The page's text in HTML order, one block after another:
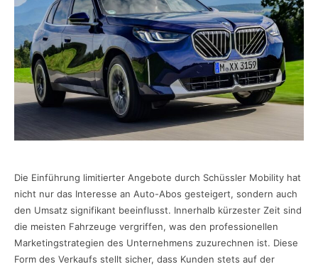
Die Einführung limitierter Angebote durch Schüssler Mobility hat
nicht nur das Interesse an Auto-Abos gesteigert, sondern auch
den Umsatz signifikant beeinflusst. Innerhalb kürzester Zeit sind
die meisten Fahrzeuge vergriffen, was den professionellen
Marketingstrategien des Unternehmens zuzurechnen ist. Diese
Form des Verkaufs stellt sicher, dass Kunden stets auf der